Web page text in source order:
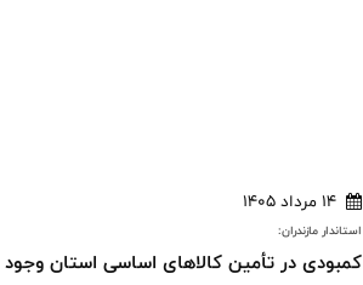
14 مرداد 1405
استاندار مازندران:
کمبودی در تأمین کالاهای اساسی استان وجود